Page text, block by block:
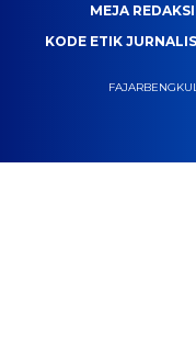
MEJA REDAKSI
KODE ETIK